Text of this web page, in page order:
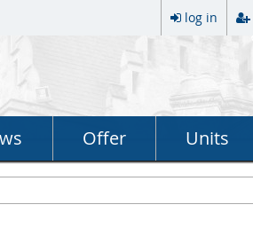
log in
Offer Units